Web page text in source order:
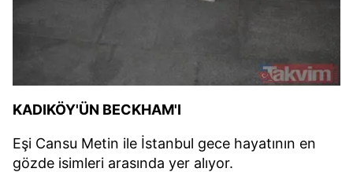
KADIKÖY'ÜN BECKHAM'I
Eşi Cansu Metin ile İstanbul gece hayatının en
gözde isimleri arasında yer alıyor.